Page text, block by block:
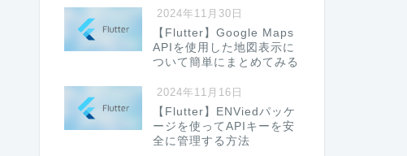
2024年11月30日
【Flutter】Google Maps
APIを使用した地図表示に
ついて簡単にまとめてみる
2024年11月16日
【Flutter】ENViedパッケ
ージを使ってAPIキーを安
全に管理する方法